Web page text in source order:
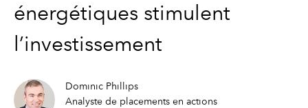
énergétiques stimulent
l’investissement
Dominic Phillips
Analyste de placements en actions